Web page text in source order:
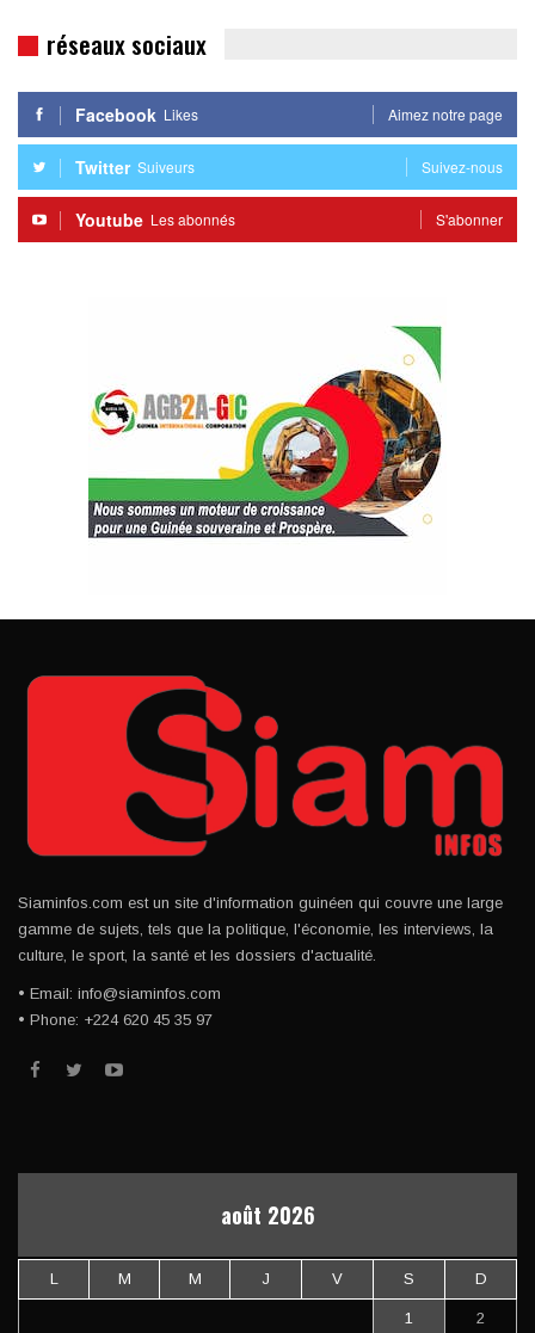
réseaux sociaux
Facebook Likes Aimez notre page
Twitter Suiveurs Suivez-nous
Youtube Les abonnés S'abonner
Siaminfos.com est un site d'information guinéen qui couvre une large
gamme de sujets, tels que la politique, l'économie, les interviews, la
culture, le sport, la santé et les dossiers d'actualité.
• Email: info@siaminfos.com
• Phone: +224 620 45 35 97
août 2026
L M M J V S D
1 2